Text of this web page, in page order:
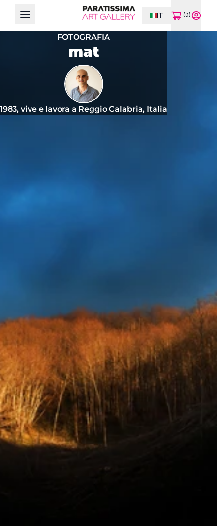
Open main menu IT (0)
FOTOGRAFIA
mat
1983, vive e lavora a Reggio Calabria, Italia